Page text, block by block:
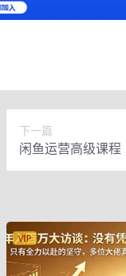
下一篇
闲鱼运营高级课
频内容非常凝练
VIP